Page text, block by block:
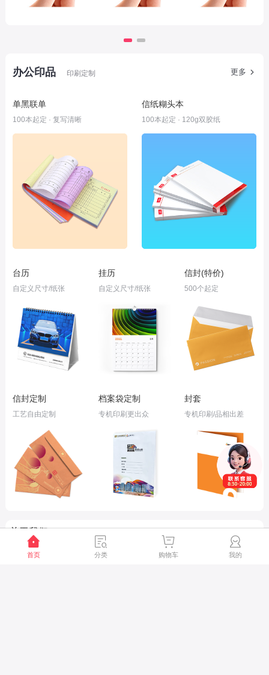
首页 分类 购物车 我的
办公印品 印刷定制 更多
单黑联单
100本起定 · 复写清晰
信纸糊头本
100本起定 · 120g双胶纸
台历
自定义尺寸/纸张
挂历
自定义尺寸/纸张
信封(特价)
500个起定
信封定制
工艺自由定制
档案袋定制
专机印刷更出众
封套
专机印刷/品相出差
关于我们